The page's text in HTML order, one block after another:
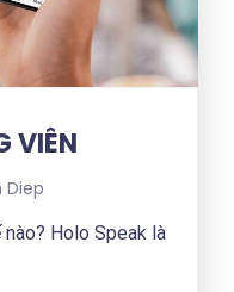
VIÊN
Diep
Holo Speak là